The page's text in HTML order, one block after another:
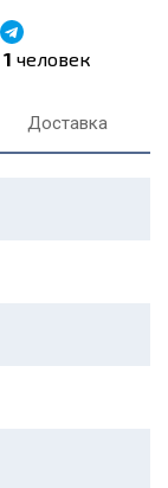
1 человек
Доставка